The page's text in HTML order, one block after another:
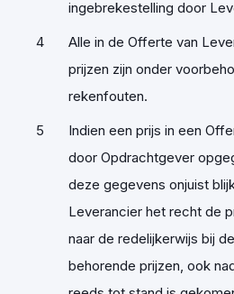
ingebrekestelling door
Alle in de Offerte van
prijzen zijn onder
rekenfouten.
Indien een prijs in een
door Opdrachtgever
deze gegevens onjuist
Leverancier het recht de
naar de redelijkerwijs bij
behorende prijzen, ook